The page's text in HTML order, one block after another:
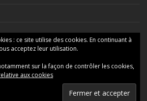
: ce site utilise des cookies. En continuant à
acceptez leur utilisation.
sur la façon de contrôler les cookies,
aux cookies